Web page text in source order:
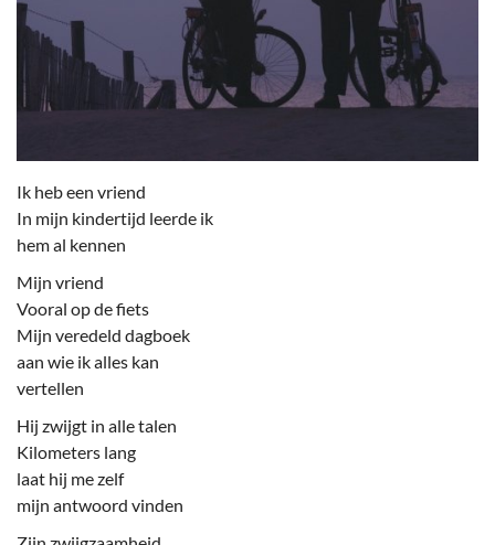
Ik heb een vriend
In mijn kindertijd leerde ik
hem al kennen
Mijn vriend
Vooral op de fiets
Mijn veredeld dagboek
aan wie ik alles kan
vertellen
Hij zwijgt in alle talen
Kilometers lang
laat hij me zelf
mijn antwoord vinden